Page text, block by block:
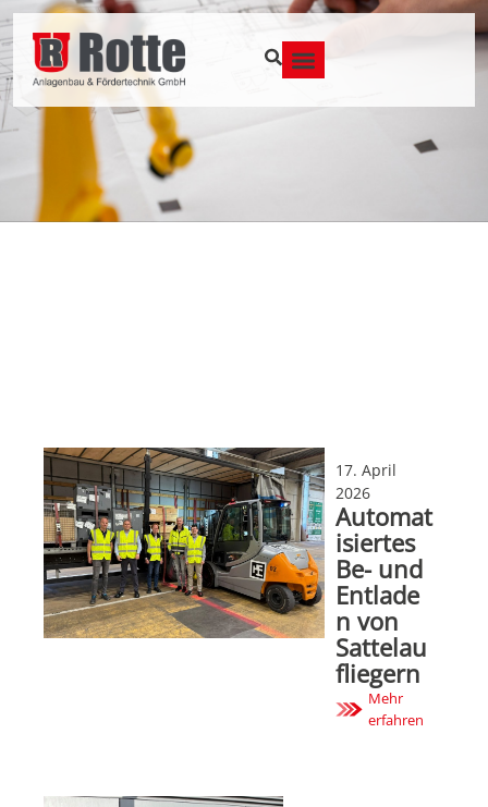
17. April
2026
Automat
isiertes
Be- und
Entlade
n von
Sattelau
fliegern
Mehr
erfahren